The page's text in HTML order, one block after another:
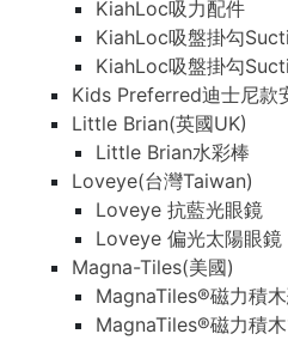
KiahLoc吸力配件
KiahLoc吸盤掛勾
KiahLoc吸盤掛勾
Kids Preferred迪士尼款
Little Brian(英國UK)
Little Brian水彩棒
Loveye(台灣Taiwan)
Loveye 抗藍光眼鏡
Loveye 偏光太陽眼鏡
Magna-Tiles(美國)
MagnaTiles®磁力積
MagnaTiles®磁力積